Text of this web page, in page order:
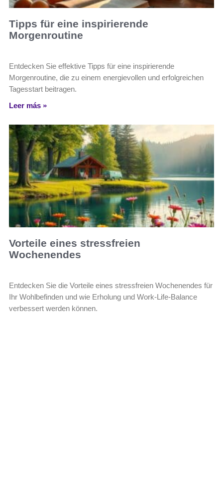
Tipps für eine inspirierende
Morgenroutine
Entdecken Sie effektive Tipps für eine inspirierende
Morgenroutine, die zu einem energievollen und erfolgreichen
Tagesstart beitragen.
Leer más »
Vorteile eines stressfreien
Wochenendes
Entdecken Sie die Vorteile eines stressfreien Wochenendes für
Ihr Wohlbefinden und wie Erholung und Work-Life-Balance
verbessert werden können.